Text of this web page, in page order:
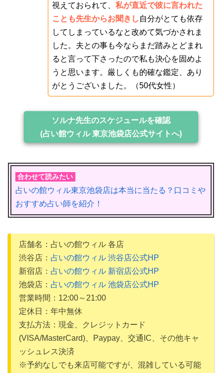
視えておられて、 私が直近で彼に言われた
ことも先生からお聞きし 自分がとても依存
してしまっているなと改めて気づかされま
した。夫との事も今ならまだ踏みとどまれ
ると言って下さったので私も決心を固めよ
うと思います。厳しくも的確な鑑定、あり
がとうございました。（50代女性）
ソルナ先生のスケジュールを確認
(占い館ウィル 東京池袋店公式サイトへ)
合わせて読みたい
占いの館ウィル東京池袋店は本当に当たる？口コミや
おすすめ占い師を紹介！
店舗名：占いの館ウィル 各店
渋谷店： 占いの館ウィル 渋谷店公式HP
新宿店： 占いの館ウィル 新宿店公式HP
池袋店： 占いの館ウィル 池袋店公式HP
営業時間：12:00～21:00
定休日：年中無休
支払方法：現金、クレジットカード
(VISA/MasterCard)、Paypay、交通IC、その他キャ
ッシュレス決済
※予約なしでも来店可能ですが、混雑している可能